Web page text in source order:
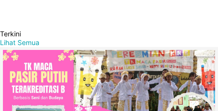
Terkini
Lihat Semua